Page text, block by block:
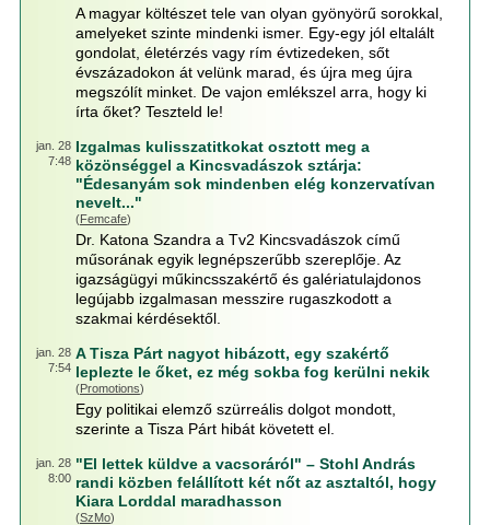
A magyar költészet tele van olyan gyönyörű sorokkal,
amelyeket szinte mindenki ismer. Egy-egy jól eltalált
gondolat, életérzés vagy rím évtizedeken, sőt
évszázadokon át velünk marad, és újra meg újra
megszólít minket. De vajon emlékszel arra, hogy ki
írta őket? Teszteld le!
jan. 28
7:48
Izgalmas kulisszatitkokat osztott meg a
közönséggel a Kincsvadászok sztárja:
"Édesanyám sok mindenben elég konzervatívan
nevelt..."
(Femcafe)
Dr. Katona Szandra a Tv2 Kincsvadászok című
műsorának egyik legnépszerűbb szereplője. Az
igazságügyi műkincsszakértő és galériatulajdonos
legújabb izgalmasan messzire rugaszkodott a
szakmai kérdésektől.
jan. 28
7:54
A Tisza Párt nagyot hibázott, egy szakértő
leplezte le őket, ez még sokba fog kerülni nekik
(Promotions)
Egy politikai elemző szürreális dolgot mondott,
szerinte a Tisza Párt hibát követett el.
jan. 28
8:00
"El lettek küldve a vacsoráról" – Stohl András
randi közben felállított két nőt az asztaltól, hogy
Kiara Lorddal maradhasson
(SzMo)